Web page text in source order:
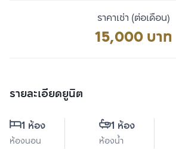
ราคาเช่า (ต่อเดือน)
15,000 บาท
รายละเอียดยูนิต
1 ห้อง
ห้องนอน
1 ห้อง
ห้องน้ำ